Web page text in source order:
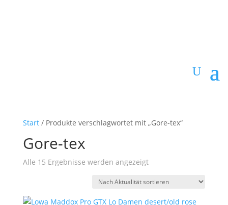
Start/ Produkte verschlagwortet mit „Gore-tex“
Gore-tex
Alle 15 Ergebnisse werden angezeigtNach
sortiert